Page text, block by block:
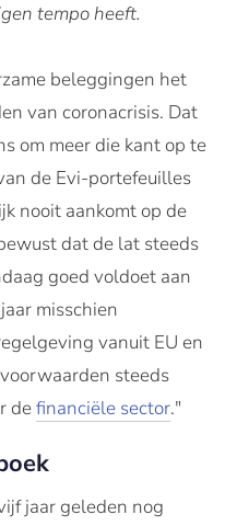
tempo heeft.
beleggingen het
van coronacrisis. Dat
om meer die kant op te
de Evi-portefeuilles
nooit aankomt op de
dat de lat steeds
goed voldoet aan
misschien
vanuit EU en
steeds
definanciële sector."
jaar geleden nog